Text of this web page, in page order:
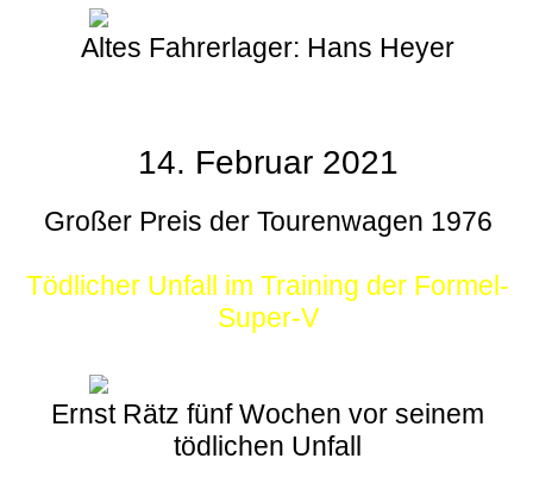
Altes Fahrerlager: Hans Heyer
14. Februar 2021
Großer Preis der Tourenwagen 1976
Tödlicher Unfall im Training der Formel-
Super-V
Ernst Rätz fünf Wochen vor seinem
tödlichen Unfall